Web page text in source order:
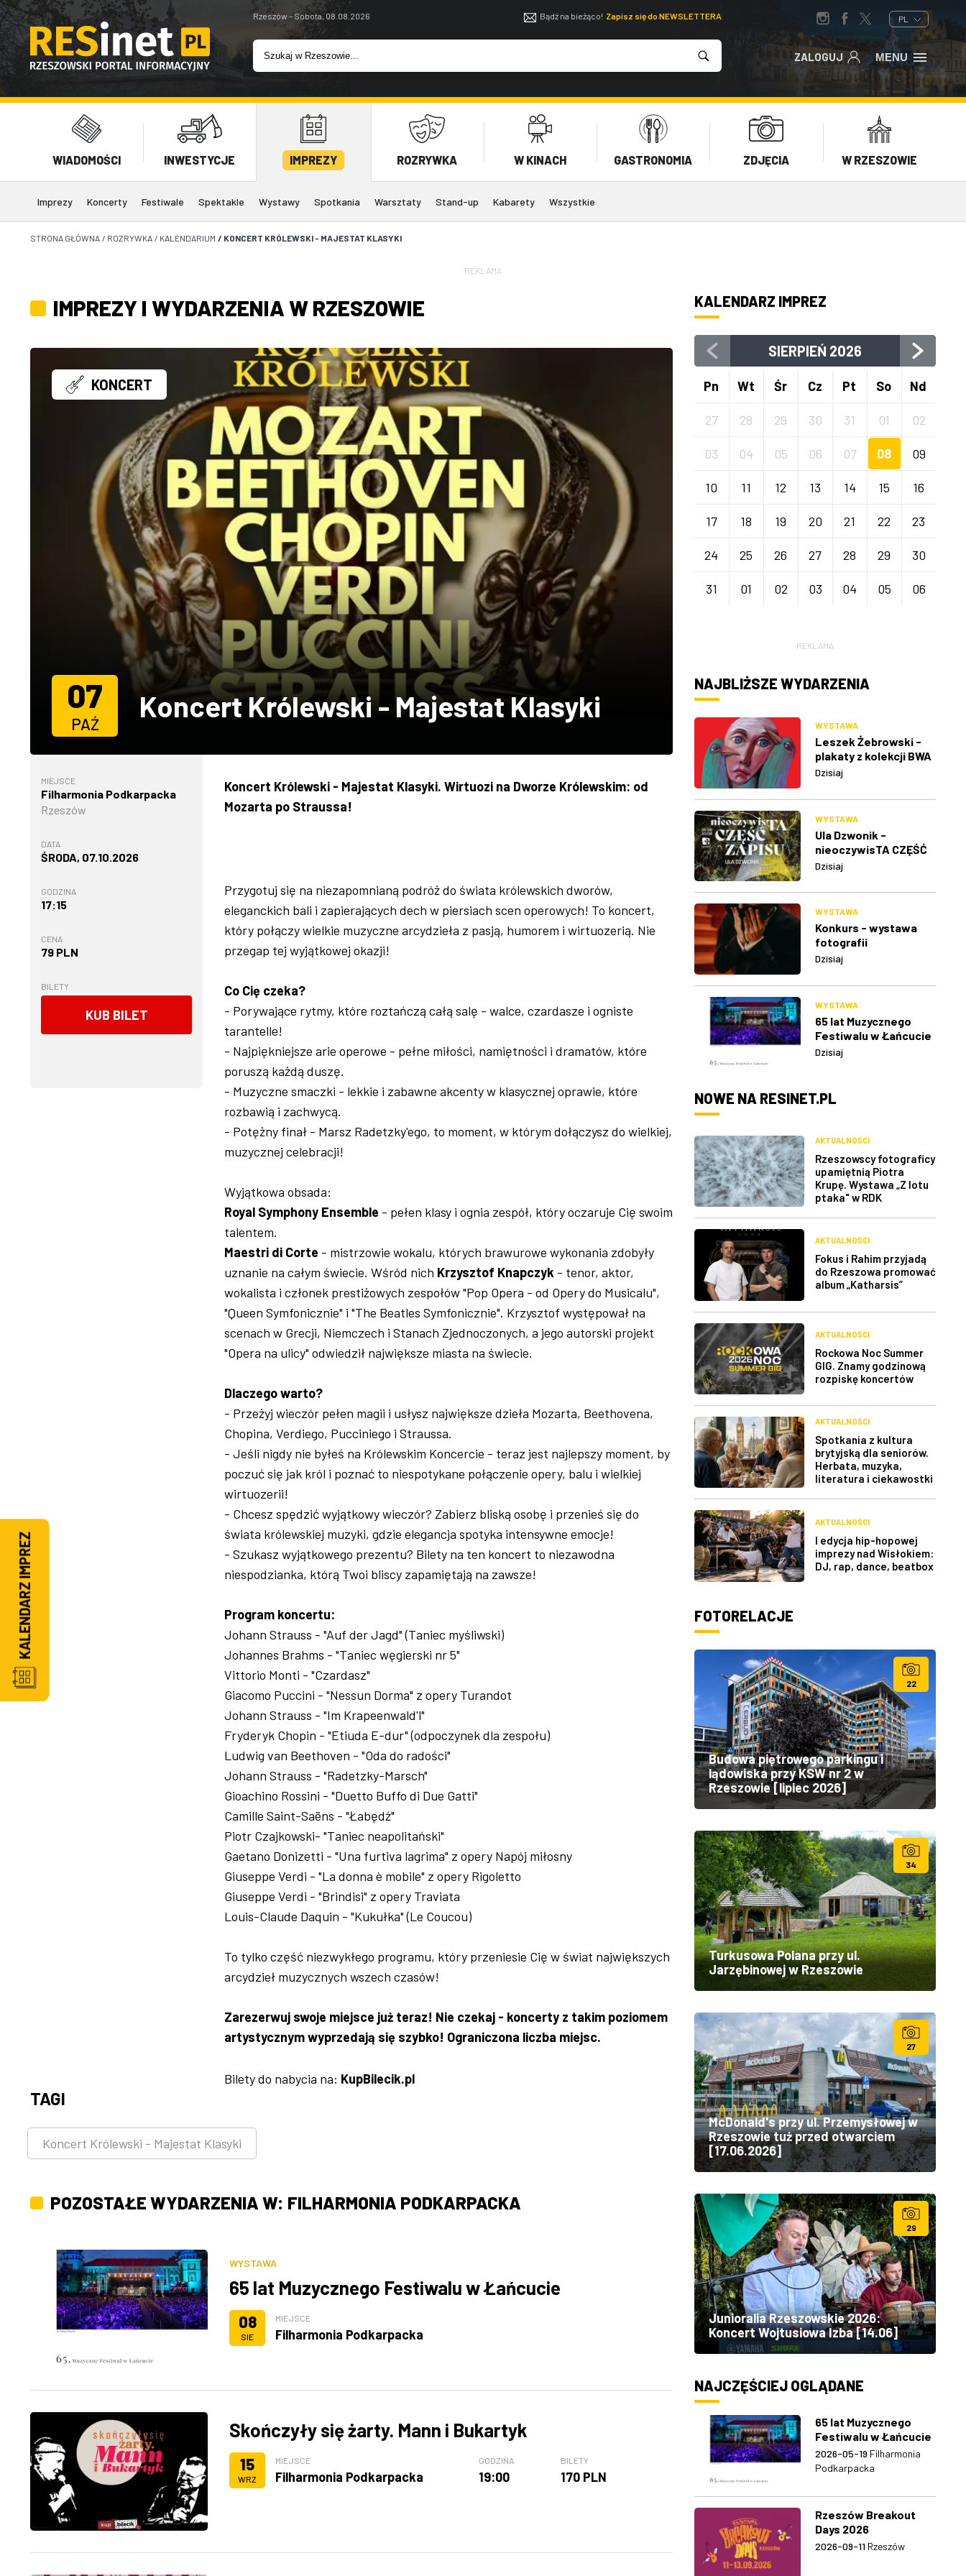
Rzeszów - Sobota, 08.08.2026 Bądź na bieżąco! Zapisz się do NEWSLETTERA PL
ZALOGUJ MENU
WIADOMOŚCI INWESTYCJE IMPREZY ROZRYWKA W KINACH GASTRONOMIA ZDJĘCIA W RZESZOWIE
Imprezy Koncerty Festiwale Spektakle Wystawy Spotkania Warsztaty Stand-up Kabarety Wszystkie
STRONA GŁÓWNA / ROZRYWKA / KALENDARIUM / KONCERT KRÓLEWSKI - MAJESTAT KLASYKI
REKLAMA
IMPREZY I WYDARZENIA W RZESZOWIE
KONCERT
07
PAŹ
Koncert Królewski - Majestat Klasyki
MIEJSCE
Filharmonia Podkarpacka
Rzeszów
DATA
ŚRODA, 07.10.2026
GODZINA
17:15
CENA
79 PLN
BILETY
KUB BILET
Koncert Królewski - Majestat Klasyki. Wirtuozi na Dworze Królewskim: od
Mozarta po Straussa!
Przygotuj się na niezapomnianą podróż do świata królewskich dworów,
eleganckich bali i zapierających dech w piersiach scen operowych! To koncert,
który połączy wielkie muzyczne arcydzieła z pasją, humorem i wirtuozerią. Nie
przegap tej wyjątkowej okazji!
Co Cię czeka?
- Porywające rytmy, które roztańczą całą salę - walce, czardasze i ogniste
tarantelle!
- Najpiękniejsze arie operowe - pełne miłości, namiętności i dramatów, które
poruszą każdą duszę.
- Muzyczne smaczki - lekkie i zabawne akcenty w klasycznej oprawie, które
rozbawią i zachwycą.
- Potężny finał - Marsz Radetzky'ego, to moment, w którym dołączysz do wielkiej,
muzycznej celebracji!
Wyjątkowa obsada:
Royal Symphony Ensemble - pełen klasy i ognia zespół, który oczaruje Cię swoim
talentem.
Maestri di Corte - mistrzowie wokalu, których brawurowe wykonania zdobyły
uznanie na całym świecie. Wśród nich Krzysztof Knapczyk - tenor, aktor,
wokalista i członek prestiżowych zespołów "Pop Opera - od Opery do Musicalu",
"Queen Symfonicznie" i "The Beatles Symfonicznie". Krzysztof występował na
scenach w Grecji, Niemczech i Stanach Zjednoczonych, a jego autorski projekt
"Opera na ulicy" odwiedził największe miasta na świecie.
Dlaczego warto?
- Przeżyj wieczór pełen magii i usłysz największe dzieła Mozarta, Beethovena,
Chopina, Verdiego, Pucciniego i Straussa.
- Jeśli nigdy nie byłeś na Królewskim Koncercie - teraz jest najlepszy moment, by
poczuć się jak król i poznać to niespotykane połączenie opery, balu i wielkiej
wirtuozerii!
- Chcesz spędzić wyjątkowy wieczór? Zabierz bliską osobę i przenieś się do
świata królewskiej muzyki, gdzie elegancja spotyka intensywne emocje!
- Szukasz wyjątkowego prezentu? Bilety na ten koncert to niezawodna
niespodzianka, którą Twoi bliscy zapamiętają na zawsze!
Program koncertu:
Johann Strauss - "Auf der Jagd" (Taniec myśliwski)
Johannes Brahms - "Taniec węgierski nr 5"
Vittorio Monti - "Czardasz"
Giacomo Puccini - "Nessun Dorma" z opery Turandot
Johann Strauss - "Im Krapeenwald'l"
Fryderyk Chopin - "Etiuda E-dur" (odpoczynek dla zespołu)
Ludwig van Beethoven - "Oda do radości"
Johann Strauss - "Radetzky-Marsch"
Gioachino Rossini - "Duetto Buffo di Due Gatti"
Camille Saint-Saëns - "Łabędź"
Piotr Czajkowski- "Taniec neapolitański"
Gaetano Donizetti - "Una furtiva lagrima" z opery Napój miłosny
Giuseppe Verdi - "La donna è mobile" z opery Rigoletto
Giuseppe Verdi - "Brindisi" z opery Traviata
Louis-Claude Daquin - "Kukułka" (Le Coucou)
To tylko część niezwykłego programu, który przeniesie Cię w świat największych
arcydzieł muzycznych wszech czasów!
Zarezerwuj swoje miejsce już teraz! Nie czekaj - koncerty z takim poziomem
artystycznym wyprzedają się szybko! Ograniczona liczba miejsc.
Bilety do nabycia na: KupBilecik.pl
TAGI
Koncert Królewski - Majestat Klasyki
POZOSTAŁE WYDARZENIA W: FILHARMONIA PODKARPACKA
WYSTAWA
65 lat Muzycznego Festiwalu w Łańcucie
08
SIE
MIEJSCE
Filharmonia Podkarpacka
Skończyły się żarty. Mann i Bukartyk
15
WRZ
MIEJSCE
Filharmonia Podkarpacka
GODZINA
19:00
BILETY
170 PLN
KALENDARZ IMPREZ
SIERPIEŃ 2026
Pn Wt Śr Cz Pt So Nd
27 28 29 30 31 01 02
03 04 05 06 07 08 09
10 11 12 13 14 15 16
17 18 19 20 21 22 23
24 25 26 27 28 29 30
31 01 02 03 04 05 06
REKLAMA
NAJBLIŻSZE WYDARZENIA
WYSTAWA
Leszek Żebrowski -
plakaty z kolekcji BWA
w Rzeszowie
Dzisiaj
WYSTAWA
Ula Dzwonik -
nieoczywisTA CZĘŚĆ
ZAPISU
Dzisiaj
WYSTAWA
Konkurs - wystawa
fotografii
Dzisiaj
WYSTAWA
65 lat Muzycznego
Festiwalu w Łańcucie
Dzisiaj
NOWE NA RESINET.PL
AKTUALNOŚCI
Rzeszowscy fotograficy
upamiętnią Piotra
Krupę. Wystawa „Z lotu
ptaka" w RDK
AKTUALNOŚCI
Fokus i Rahim przyjadą
do Rzeszowa promować
album „Katharsis”
AKTUALNOŚCI
Rockowa Noc Summer
GIG. Znamy godzinową
rozpiskę koncertów
AKTUALNOŚCI
Spotkania z kultura
brytyjską dla seniorów.
Herbata, muzyka,
literatura i ciekawostki
AKTUALNOŚCI
I edycja hip-hopowej
imprezy nad Wisłokiem:
DJ, rap, dance, beatbox
FOTORELACJE
22
Budowa piętrowego parkingu i
lądowiska przy KSW nr 2 w
Rzeszowie [lipiec 2026]
34
Turkusowa Polana przy ul.
Jarzębinowej w Rzeszowie
27
McDonald's przy ul. Przemysłowej w
Rzeszowie tuż przed otwarciem
[17.06.2026]
29
Junioralia Rzeszowskie 2026:
Koncert Wojtusiowa Izba [14.06]
NAJCZĘŚCIEJ OGLĄDANE
65 lat Muzycznego
Festiwalu w Łańcucie
2026-05-19 Filharmonia
Podkarpacka
Rzeszów Breakout
Days 2026
2026-09-11 Rzeszów
KALENDARZ IMPREZ